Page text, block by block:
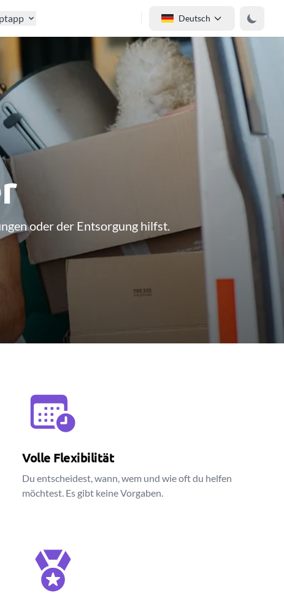
Deutsch
oder der Entsorgung hilfst.
Volle Flexibilität
Du entscheidest, wann, wem und wie oft du helfen
möchtest. Es gibt keine Vorgaben.